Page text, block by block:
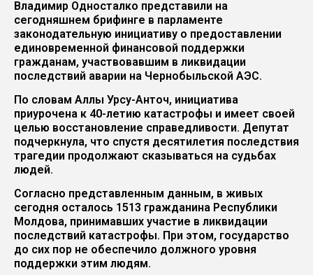
Владимир Односталко представили на
сегодняшнем брифинге в парламенте
законодательную инициативу о предоставлении
единовременной финансовой поддержки
гражданам, участвовавшим в ликвидации
последствий аварии на Чернобыльской АЭС.
По словам Аллы Урсу-Анточ, инициатива
приурочена к 40-летию катастрофы и имеет своей
целью восстановление справедливости. Депутат
подчеркнула, что спустя десятилетия последствия
трагедии продолжают сказываться на судьбах
людей.
Согласно представленным данным, в живых
сегодня осталось 1513 гражданина Республики
Молдова, принимавших участие в ликвидации
последствий катастрофы. При этом, государство
до сих пор не обеспечило должного уровня
поддержки этим людям.